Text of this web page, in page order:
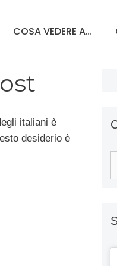
COSA VEDERE A…
italiani è
desiderio è